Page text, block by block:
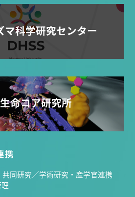
マ科学研究センター
命コア研究所
携
共同研究／学術研究・産学官連携